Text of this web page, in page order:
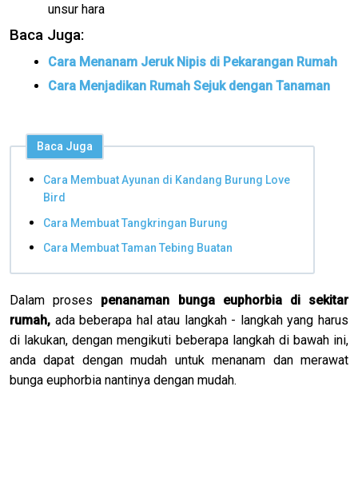
unsur hara
Baca Juga:
Cara Menanam Jeruk Nipis di Pekarangan Rumah
Cara Menjadikan Rumah Sejuk dengan Tanaman
Baca Juga
Cara Membuat Ayunan di Kandang Burung Love
Bird
Cara Membuat Tangkringan Burung
Cara Membuat Taman Tebing Buatan
Dalam proses penanaman bunga euphorbia di sekitar
rumah, ada beberapa hal atau langkah - langkah yang harus
di lakukan, dengan mengikuti beberapa langkah di bawah ini,
anda dapat dengan mudah untuk menanam dan merawat
bunga euphorbia nantinya dengan mudah.